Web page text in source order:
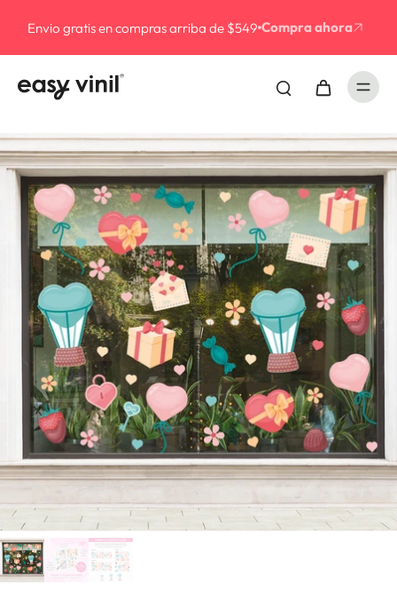
arriba de $549 Compra ahora 3 MESES SIN